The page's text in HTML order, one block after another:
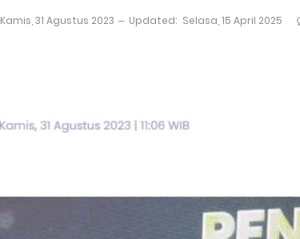
Kamis, 31 Agustus 2023 Updated: Selasa, 15 April 2025